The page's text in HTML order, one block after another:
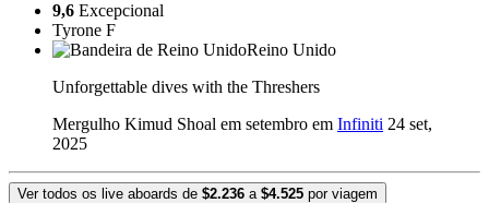
9,6 Excepcional
Tyrone F
Reino Unido
Unforgettable dives with the Threshers
Mergulho Kimud Shoal em setembro em Infiniti 24 set,
2025
Ver todos os live aboards de $2.236 a $4.525 por viagem